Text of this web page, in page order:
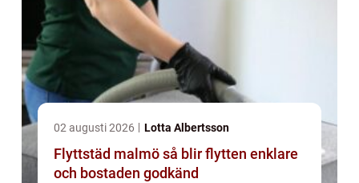
02 augusti 2026 Lotta Albertsson
Flyttstäd malmö så blir flytten enklare
och bostaden godkänd